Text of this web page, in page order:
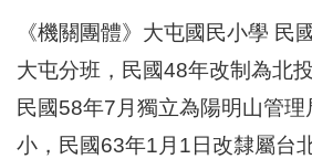
《機關團體》大屯國民小學 民
大屯分班，民國48年改制為北
民國58年7月獨立為陽明山管理
小，民國63年1月1日改隸屬台